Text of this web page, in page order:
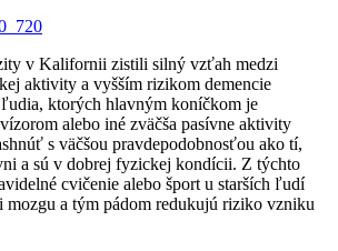
v Kalifornii zistili silný vzťah medzi
aktivity a vyšším rizikom demencie
ktorých hlavným koníčkom je
alebo iné zväčša pasívne aktivity
s väčšou pravdepodobnosťou ako tí,
a sú v dobrej fyzickej kondícii. Z týchto
cvičenie alebo šport u starších ľudí
mozgu a tým pádom redukujú riziko vzniku